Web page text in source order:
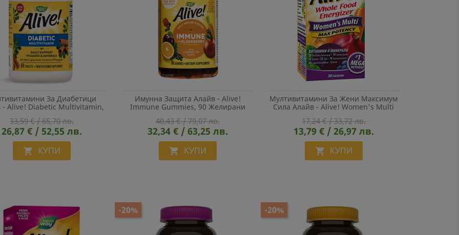
За Диабетици
- Alive! Diabetic Multivitamin,
26,87 € / 52,55 лв.
33,59 € / 65,70 лв.
 КУПИ
Имунна Защита Алайв - Alive!
Immune Gummies, 90 Желирани
32,34 € / 63,25 лв.
40,43 € / 79,07 лв.
 КУПИ
Мултивитамини За Жени Максимум
Сила Алайв - Alive! Women's Multi
30 Таблетки
13,79 € / 26,97 лв.
17,24 € / 33,72 лв.
 КУПИ
-20% -20%